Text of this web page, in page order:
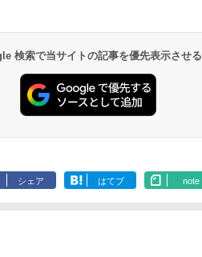
検索で当サイトの記事を優先表示させる
シェア はてブ note